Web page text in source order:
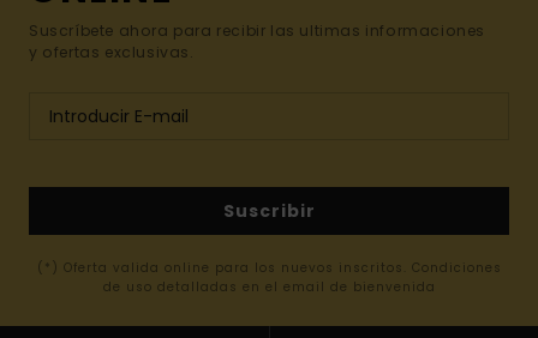
Suscríbete ahora para recibir las ultimas informaciones
y ofertas exclusivas.
Suscribir
(*) Oferta valida online para los nuevos inscritos. Condiciones
de uso detalladas en el email de bienvenida